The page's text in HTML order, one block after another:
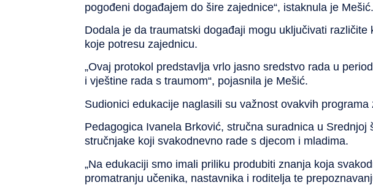
pogođeni događajem do šire zajednice“, istaknula je Mešić.
Dodala je da traumatski događaji mogu uključivati
koje potresu zajednicu.
„Ovaj protokol predstavlja vrlo jasno sredstvo rada u
i vještine rada s traumom“, pojasnila je Mešić.
Sudionici edukacije naglasili su važnost ovakvih
Pedagogica Ivanela Brković, stručna suradnica u Srednjoj
stručnjake koji svakodnevno rade s djecom i mladima.
„Na edukaciji smo imali priliku produbiti znanja koja
promatranju učenika, nastavnika i roditelja te